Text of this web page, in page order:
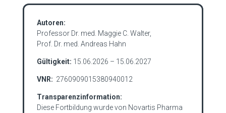
Autoren:
Professor Dr. med. Maggie C. Walter,
Prof. Dr. med. Andreas Hahn
Gültigkeit: 15.06.2026 – 15.06.2027
VNR: 2760909015380940012
Transparenzinformation:
Diese Fortbildung wurde von Novartis Pharma